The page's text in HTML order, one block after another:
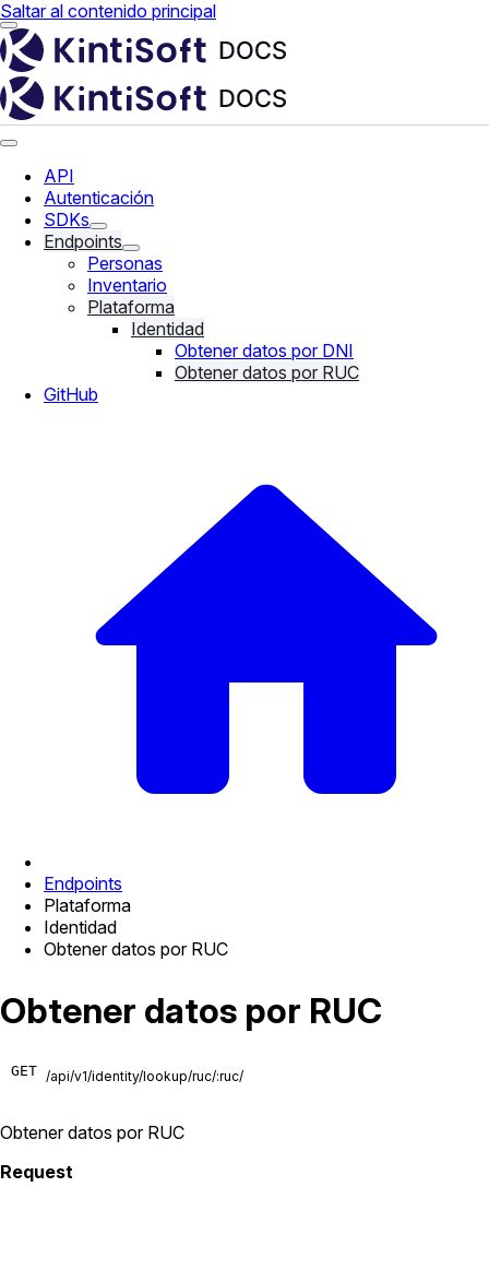
Saltar al contenido principal
API
Autenticación
SDKs
Endpoints
Personas
Inventario
Plataforma
Identidad
Obtener datos por DNI
Obtener datos por RUC
GitHub
Endpoints
Plataforma
Identidad
Obtener datos por RUC
Obtener datos por RUC
GET /api/v1/identity/lookup/ruc/:ruc/
Obtener datos por RUC
Request